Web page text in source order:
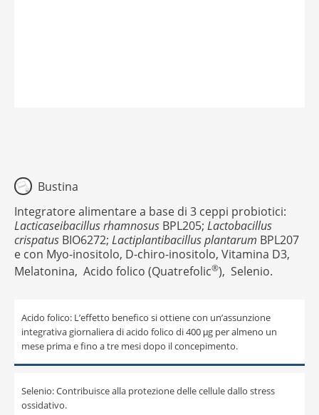
Bustina
Integratore alimentare a base di 3 ceppi probiotici:
Lacticaseibacillus rhamnosus BPL205; Lactobacillus
crispatus BIO6272; Lactiplantibacillus plantarum BPL207
e con Myo-inositolo, D-chiro-inositolo, Vitamina D3,
Melatonina, Acido folico (Quatrefolic®), Selenio.
Acido folico: L’effetto benefico si ottiene con un’assunzione
integrativa giornaliera di acido folico di 400 μg per almeno un
mese prima e fino a tre mesi dopo il concepimento.
Selenio: Contribuisce alla protezione delle cellule dallo stress
ossidativo.